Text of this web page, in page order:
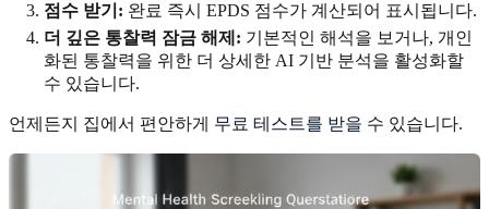
점수 받기: 완료 즉시 EPDS 점수가 계산되어 표시됩니다.
더 깊은 통찰력 잠금 해제: 기본적인 해석을 보거나, 개인
화된 통찰력을 위한 더 상세한 AI 기반 분석을 활성화할
수 있습니다.
언제든지 집에서 편안하게 무료 테스트를 받을 수 있습니다.